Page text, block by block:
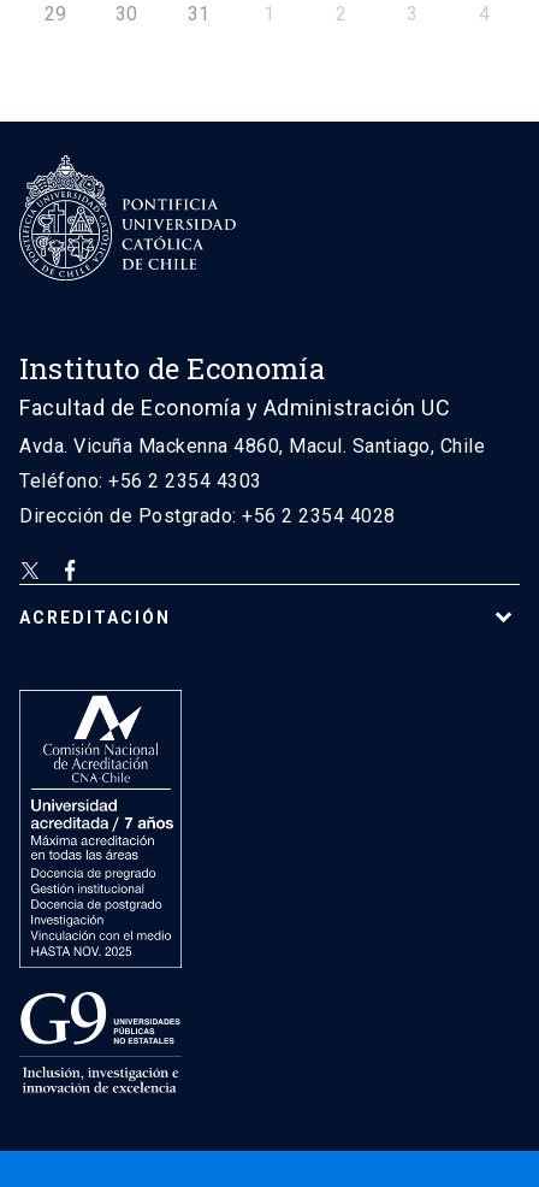
29 30 31 1 2 3 4
Instituto de Economía
Facultad de Economía y Administración UC
Avda. Vicuña Mackenna 4860, Macul. Santiago, Chile
Teléfono: +56 2 2354 4303
Dirección de Postgrado: +56 2 2354 4028
ACREDITACIÓN